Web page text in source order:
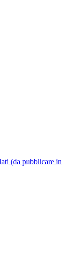
(da pubblicare in